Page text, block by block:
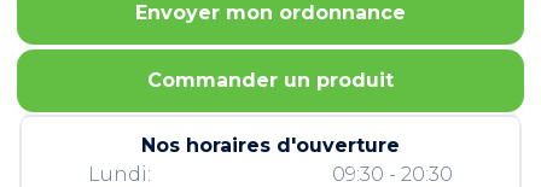
Envoyer mon ordonnance
Commander un produit
Nos horaires d'ouverture
Lundi:
09:30 - 20:30